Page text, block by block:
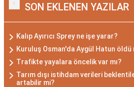
SON EKLENEN YAZILAR
Kalıp Ayırıcı Sprey ne işe yarar?
Kuruluş Osman'da Aygül Hatun öldü
Trafikte yayalara öncelik var mı?
Tarım dışı istihdam verileri
artabilir mi?